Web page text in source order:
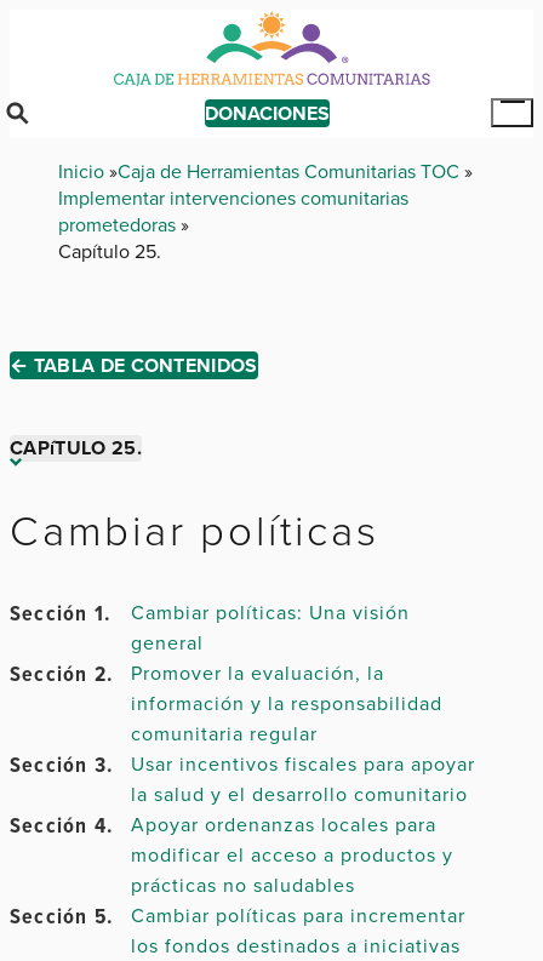
content
DONACIONES
Breadcrumb
Inicio Caja de Herramientas Comunitarias TOC
Implementar intervenciones comunitarias
prometedoras
Capítulo 25.
← TABLA DE CONTENIDOS
CAPíTULO 25.
Capítulo 3.
Capítulo 4.
Cambiar políticas
Sección 1.
Cambiar políticas: Una visión
general
Sección 2.
Promover la evaluación, la
información y la responsabilidad
comunitaria regular
Sección 3.
Usar incentivos fiscales para apoyar
la salud y el desarrollo comunitario
Sección 4.
Apoyar ordenanzas locales para
modificar el acceso a productos y
prácticas no saludables
Sección 5.
Cambiar políticas para incrementar
los fondos destinados a iniciativas